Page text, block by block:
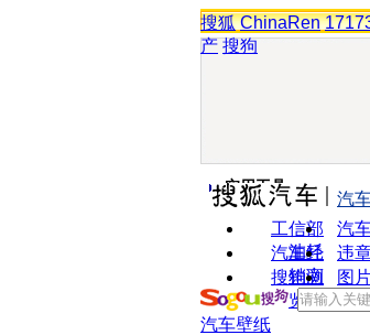
搜狐 ChinaRen
产 搜狗
实用工具
工信部
油耗
汽
汽车经
销商
违
搜狗浏
览器
图
汽
汽车壁纸